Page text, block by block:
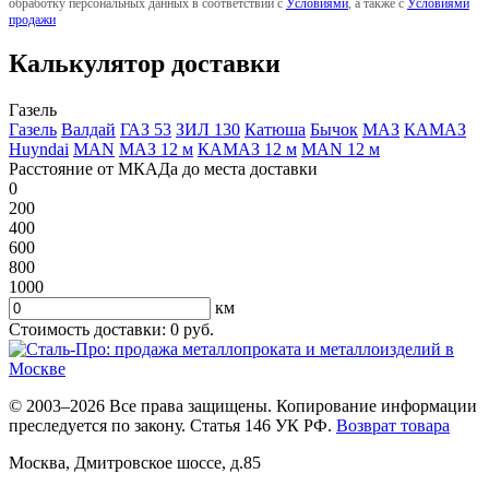
продажи
Калькулятор доставки
Газель
Газель Валдай ГАЗ 53 ЗИЛ 130 Катюша Бычок МАЗ КАМАЗ
Huyndai MAN МАЗ 12 м КАМАЗ 12 м MAN 12 м
Расстояние от МКАДа до места доставки
0
200
400
600
800
1000
км
Стоимость доставки: 0 руб.
© 2003–2026 Все права защищены. Копирование информации
преследуется по закону. Статья 146 УК РФ. Возврат товара
Москва, Дмитровское шоссе, д.85